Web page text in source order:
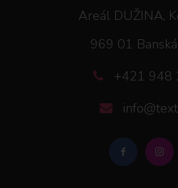
Areál DUŽINA,
969 01
+421 948